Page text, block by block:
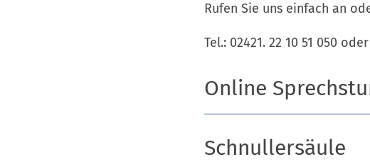
Rufen Sie uns einfach an
Tel.: 02421. 22 10 51 050 oder
Online
Schnullersäule